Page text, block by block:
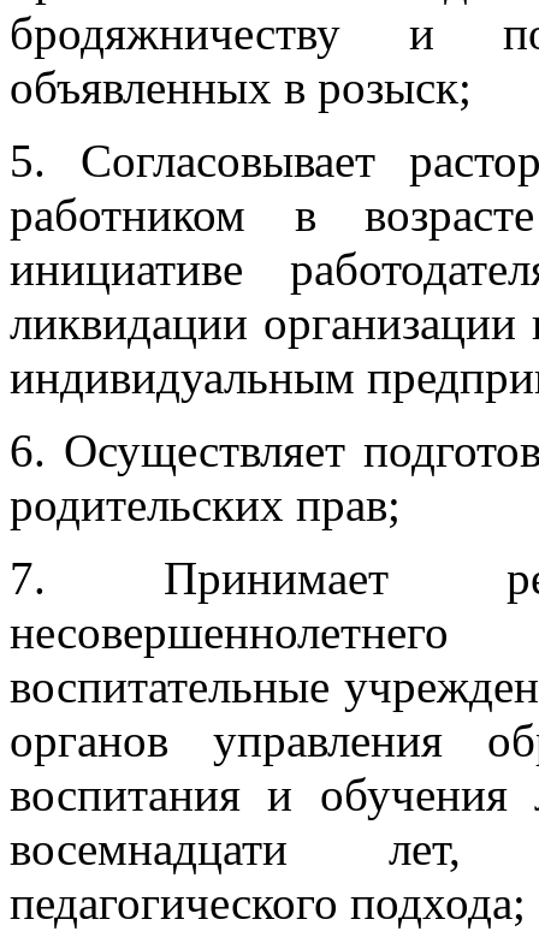
бродяжничеству и
объявленных в розыск;
5. Согласовывает
работником в
инициативе
ликвидации
индивидуальным
6. Осуществляет
родительских прав;
7. Принимает
воспитательные
органов управления
воспитания и
восемнадцати лет,
педагогического подхода;